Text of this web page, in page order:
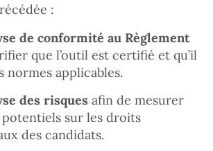
:
de conformité au Règlement
que l’outil est certifié et qu’il
normes applicables.
des risques afin de mesurer
sur les droits
des candidats.